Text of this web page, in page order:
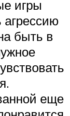
игры
агрессию
быть в
еще